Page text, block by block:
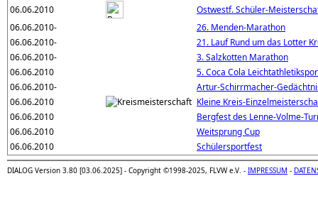
06.06.2010
Ostwestf. Schüler-
06.06.2010-
26. Menden-Marathon
06.06.2010-
21. Lauf Rund um das Lotter
06.06.2010-
3. Salzkotten Marathon
06.06.2010
5. Coca Cola
06.06.2010-
Artur-Schirrmacher-
06.06.2010
Kleine Kreis-
06.06.2010
Bergfest des Lenne-Volme-
06.06.2010
Weitsprung Cup
06.06.2010
Schülersportfest
DIALOG Version 3.80 [03.06.2025] - Copyright ©1998-2025, FLVW e.V. - IMPRESSUM -